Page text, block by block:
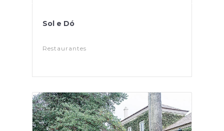
Sol e Dó
Restaurantes